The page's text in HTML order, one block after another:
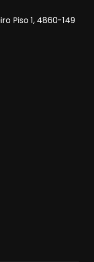
Piso 1, 4860-149